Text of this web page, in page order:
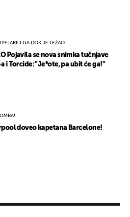
GA DOK JE LEŽAO
Pojavila se nova snimka tučnjave
a i Torcide: "Je*ote, pa ubit će ga!"
doveo kapetana Barcelone!